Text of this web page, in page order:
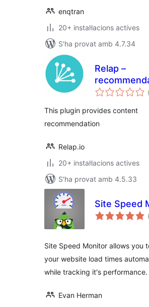
enqtran
20+ instal·lacions actives
S'ha provat amb 4.7.34
Relap –
engine
This plugin provides content
recommendation
Relap.io
20+ instal·lacions actives
S'ha provat amb 4.5.33
Site Speed
Site Speed Monitor allows you
your website load times
while tracking it's performance.
Evan Herman